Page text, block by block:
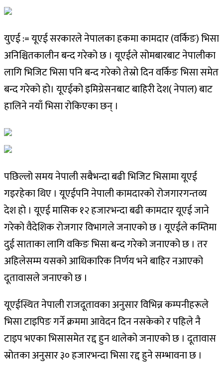
युएई := यूएई सरकारले नेपालका हकमा कामदार (वर्किङ) भिसा
अनिश्चितकालीन बन्द गरेको छ । यूएईले सोमबारबाट नेपालीका
लागि भिजिट भिसा पनि बन्द गरेको तेस्रो दिन वर्किङ भिसा समेत
बन्द गरेको हो। यूएईको इमिग्रेसनबाट बाहिरी देश( नेपाल) बाट
हालिने नयाँ भिसा रोकिएका छन् ।
पछिल्लो समय नेपाली सबैभन्दा बढी भिजिट भिसामा यूएई
गइरहेका थिए । यूएईपनि नेपाली कामदारको रोजगारगन्तव्य
देश हो । यूएई मासिक १२ हजारभन्दा बढी कामदार यूएई जाने
गरेको वैदेशिक रोजगार विभागले जनाएको छ । यूएईले कम्तिमा
दुई साताका लागि वकिङ भिसा बन्द गरेको जनाएको छ । तर
अहिलेसम्म यसको आधिकारिक निर्णय भने बाहिर नआएको
दूतावासले जनाएको छ ।
यूएईस्थित नेपाली राजदूतावका अनुसार विभिन्न कम्पनीहरूले
भिसा टाइपिङ गर्ने क्रममा आवेदन दिन नसकेको र पहिले नै
टाइप भएका भिसासमेत रद्द हुन थालेको जनाएको छ । दूतावास
स्रोतका अनुसार ३० हजारभन्दा भिसा रद्द हुने सम्भावना छ ।